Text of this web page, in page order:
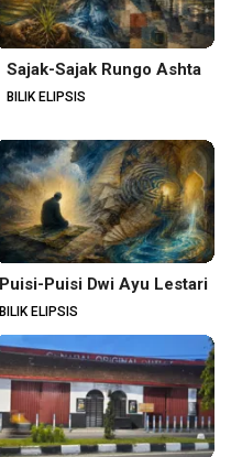
Sajak-Sajak Rungo Ashta
BILIK ELIPSIS
Puisi-Puisi Dwi Ayu Lestari
BILIK ELIPSIS